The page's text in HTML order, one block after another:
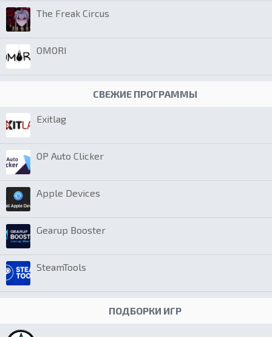
The Freak Circus
OMORI
СВЕЖИЕ ПРОГРАММЫ
Exitlag
OP Auto Clicker
Apple Devices
Gearup Booster
SteamTools
ПОДБОРКИ ИГР